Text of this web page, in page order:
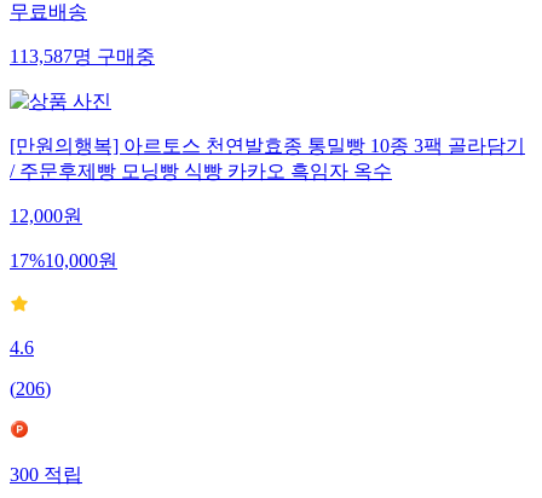
무료배송
113,587명 구매중
[만원의행복] 아르토스 천연발효종 통밀빵 10종 3팩 골라담기
/ 주문후제빵 모닝빵 식빵 카카오 흑임자 옥수
12,000원
17%10,000원
4.6
(206)
300 적립